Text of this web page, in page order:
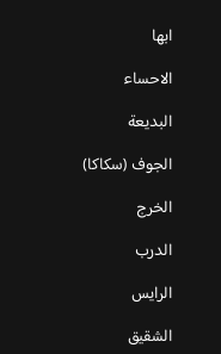
ابها
الاحساء
البديعة
الجوف (سكاكا)
الخرج
الدرب
الرايس
الشقيق